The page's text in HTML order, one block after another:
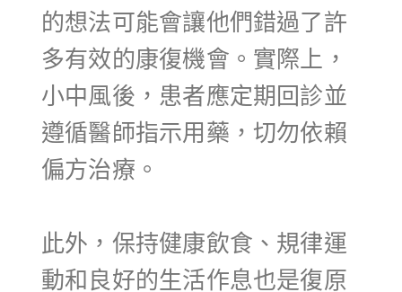
的想法可能會讓他們錯過了許
多有效的康復機會。實際上，
小中風後，患者應定期回診並
遵循醫師指示用藥，切勿依賴
偏方治療。
此外，保持健康飲食、規律運
動和良好的生活作息也是復原